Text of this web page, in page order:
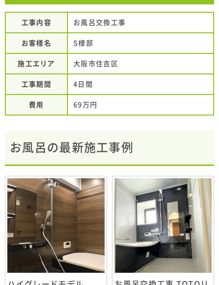
工事内容 お風呂交換工事
お客様名 S様邸
施工エリア 大阪市住吉区
工事期間 4日間
費用 69万円
お風呂の最新施工事例